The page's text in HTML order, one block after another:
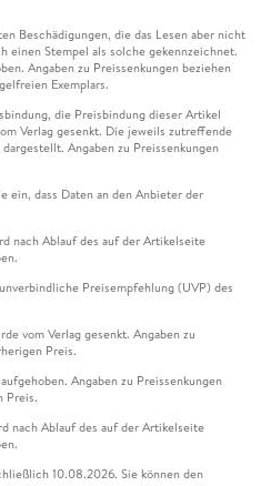
Beschädigungen, die das Lesen aber nicht
einen Stempel als solche gekennzeichnet.
Angaben zu Preissenkungen beziehen
Exemplars.
die Preisbindung dieser Artikel
Verlag gesenkt. Die jeweils zutreffende
Angaben zu Preissenkungen
ein, dass Daten an den Anbieter der
nach Ablauf des auf der Artikelseite
Preisempfehlung (UVP) des
vom Verlag gesenkt. Angaben zu
Preis.
Angaben zu Preissenkungen
Preis.
nach Ablauf des auf der Artikelseite
10.08.2026. Sie können den